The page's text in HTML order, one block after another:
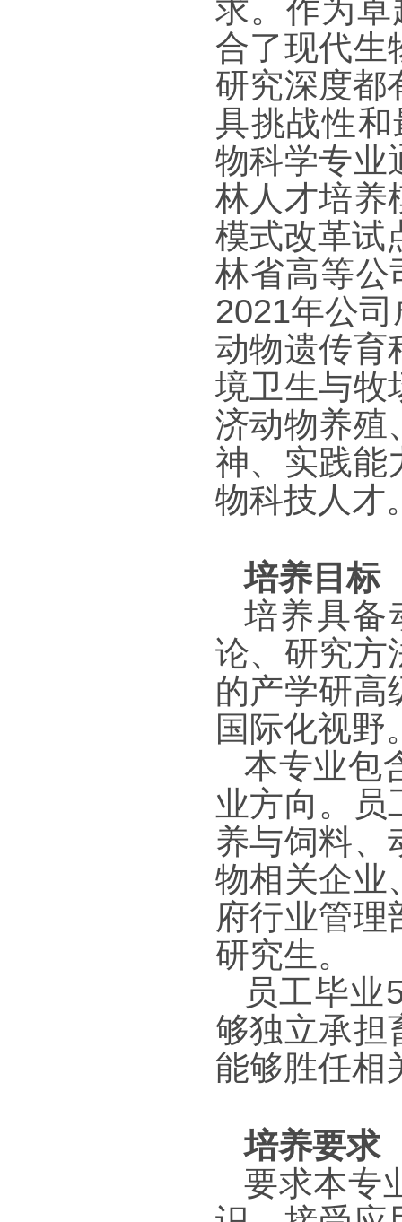
求。作为
合了现代生
研究深度都
具挑战性
物科学专业
林人才培养
模式改革试
林省高等公
2021年公
动物遗传育
境卫生与牧
济动物养殖
神、实践能
物科技人才
培养目标
培养具备
论、研究方
的产学研高
国际化视野
本专业包
业方向。员
养与饲料、
物相关企业
府行业管理
研究生。
员工毕业
够独立承担
能够胜任相
培养要求
要求本专